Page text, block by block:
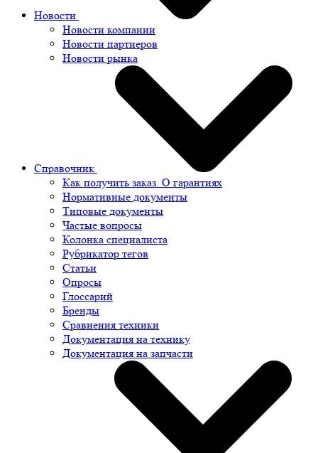
Новости
Новости компании
Новости партнеров
Новости рынка
Справочник
Как получить заказ. О гарантиях
Нормативные документы
Типовые документы
Частые вопросы
Колонка специалиста
Рубрикатор тегов
Статьи
Опросы
Глоссарий
Бренды
Сравнения техники
Документация на технику
Документация на запчасти